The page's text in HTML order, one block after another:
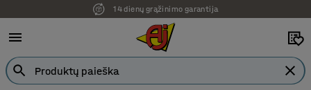
14 dienų grąžinimo garantija
Ekspozicija Vilniuje